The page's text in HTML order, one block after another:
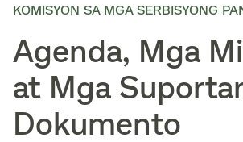
KOMISYON SA MGA SERBISYONG
Agenda, Mga
at Mga
Dokumento​​